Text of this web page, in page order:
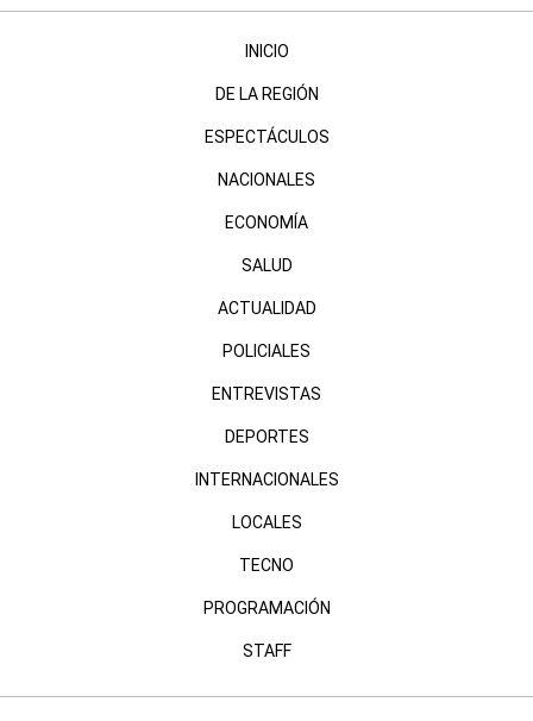
INICIO
DE LA REGIÓN
ESPECTÁCULOS
NACIONALES
ECONOMÍA
SALUD
ACTUALIDAD
POLICIALES
ENTREVISTAS
DEPORTES
INTERNACIONALES
LOCALES
TECNO
PROGRAMACIÓN
STAFF